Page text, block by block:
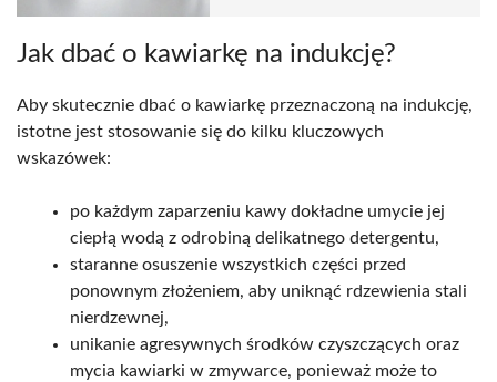
Jak dbać o kawiarkę na indukcję?
Aby skutecznie dbać o kawiarkę przeznaczoną na indukcję,
istotne jest stosowanie się do kilku kluczowych
wskazówek:
po każdym zaparzeniu kawy dokładne umycie jej
ciepłą wodą z odrobiną delikatnego detergentu,
staranne osuszenie wszystkich części przed
ponownym złożeniem, aby uniknąć rdzewienia stali
nierdzewnej,
unikanie agresywnych środków czyszczących oraz
mycia kawiarki w zmywarce, ponieważ może to